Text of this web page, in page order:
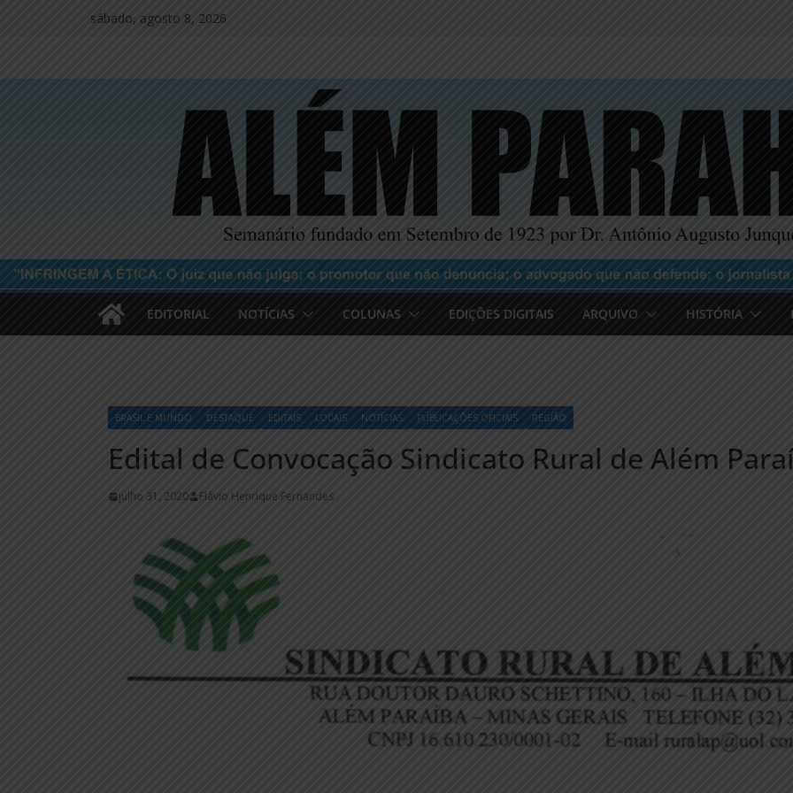
sábado, agosto 8, 2026
EDITORIAL NOTÍCIAS COLUNAS EDIÇÕES DIGITAIS ARQUIVO HISTÓRIA
BRASIL E MUNDO DESTAQUE EDITAIS LOCAIS NOTÍCIAS PUBLICAÇÕES OFICIAIS REGIÃO
Edital de Convocação Sindicato Rural de Além
julho 31, 2020 Flávio Henrique Fernandes